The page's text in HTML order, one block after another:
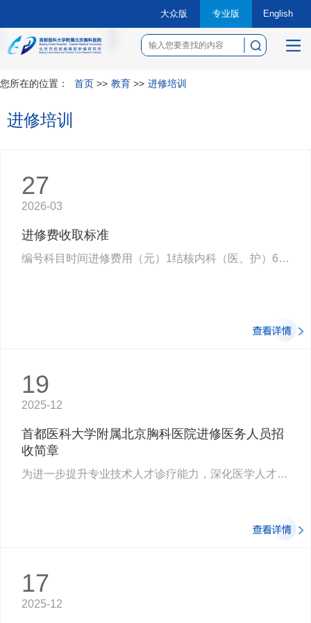
大众版 专业版 English
菜
您所在的位置： 首页 >> 教育 >> 进修培训
进修培训
27
2026-03
进修费收取标准
编号科目时间进修费用（元）1结核内科（医、护）6个月40002胸外科（医、护）12个月80003肿瘤中心（肿瘤内科和放疗科）（医、…
19
2025-12
首都医科大学附属北京胸科医院进修医务人员招
收简章
为进一步提升专业技术人才诊疗能力，深化医学人才交流及与专科联盟、医联体成员单位的合作，我院现面向全国公开招聘进修医务…
17
2025-12